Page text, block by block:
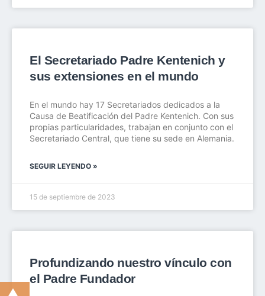
El Secretariado Padre Kentenich y
sus extensiones en el mundo
En el mundo hay 17 Secretariados dedicados a la
Causa de Beatificación del Padre Kentenich. Con sus
propias particularidades, trabajan en conjunto con el
Secretariado Central, que tiene su sede en Alemania.
SEGUIR LEYENDO »
15 de septiembre de 2023
Profundizando nuestro vínculo con
el Padre Fundador